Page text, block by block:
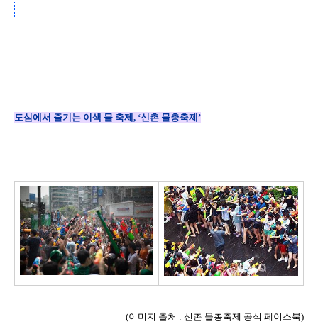
도심에서 즐기는 이색 물 축제 , ‘신촌 물총축제 ’
(이미지 출처 : 신촌 물총축제 공식 페이스북)